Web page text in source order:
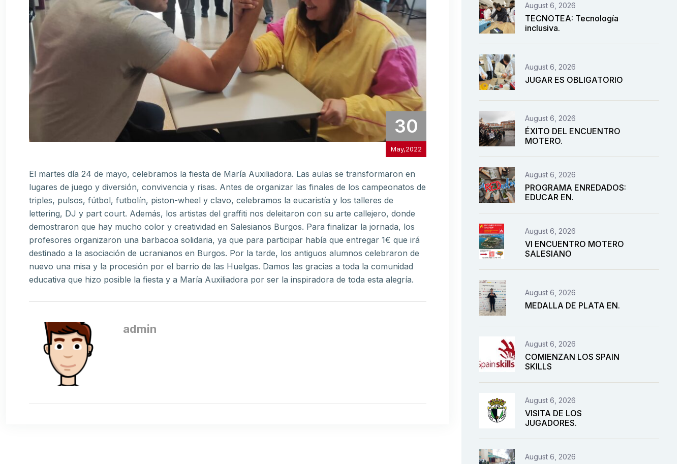
30
May,2022
El martes día 24 de mayo, celebramos la fiesta de María Auxiliadora. Las aulas se transformaron en
lugares de juego y diversión, convivencia y risas. Antes de organizar las finales de los campeonatos de
triples, pulsos, fútbol, futbolín, piston-wheel y clavo, celebramos la eucaristía y los talleres de
lettering, DJ y part court. Además, los artistas del graffiti nos deleitaron con su arte callejero, donde
demostraron que hay mucho color y creatividad en Salesianos Burgos. Para finalizar la jornada, los
profesores organizaron una barbacoa solidaria, ya que para participar había que entregar 1€ que irá
destinado a la asociación de ucranianos en Burgos. Por la tarde, los antiguos alumnos celebraron de
nuevo una misa y la procesión por el barrio de las Huelgas. Damos las gracias a toda la comunidad
educativa que hizo posible la fiesta y a María Auxiliadora por ser la inspiradora de toda esta alegría.
admin
August 6, 2026
TECNOTEA: Tecnología
inclusiva.
August 6, 2026
JUGAR ES OBLIGATORIO
August 6, 2026
ÉXITO DEL ENCUENTRO
MOTERO.
August 6, 2026
PROGRAMA ENREDADOS:
EDUCAR EN.
August 6, 2026
VI ENCUENTRO MOTERO
SALESIANO
August 6, 2026
MEDALLA DE PLATA EN.
August 6, 2026
COMIENZAN LOS SPAIN
SKILLS
August 6, 2026
VISITA DE LOS
JUGADORES.
August 6, 2026